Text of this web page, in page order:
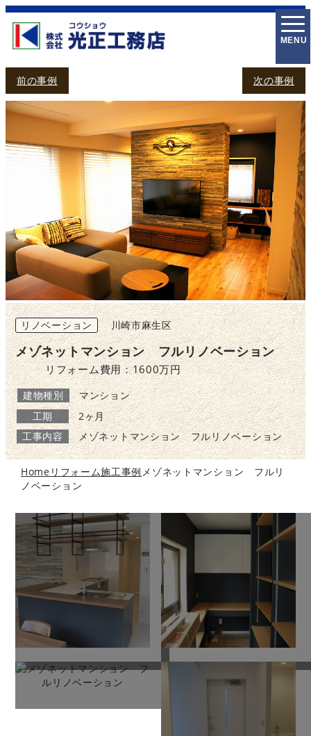
前の事例 次の事例
リノベーション 川崎市麻生区
メゾネットマンション フルリノベーション
リフォーム費用：1600万円
建物種別
マンション
工期
2ヶ月
工事内容
メゾネットマンション フルリノベーション
Home リフォーム施工事例 メゾネットマンション フルリ
ノベーション